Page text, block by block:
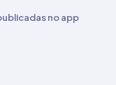
no app